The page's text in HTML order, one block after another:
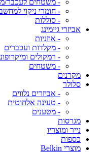
- משטחים לעכבר/
- חומרי ניקוי
- סוללות
אביזרי גיימינג
- אוזניות
- מקלדות ועכברים
- רמקולים
- משטחים
מקרנים
סלולר
- אביזרים נלווים
- טעינה אלחוטית
- מטענים
מגרסות
נייר ומוצריו
כספות
מוצרי Belkin